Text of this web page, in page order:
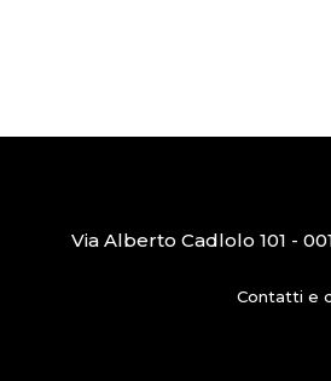
Via Alberto Cadlolo 101 -
Contatti e